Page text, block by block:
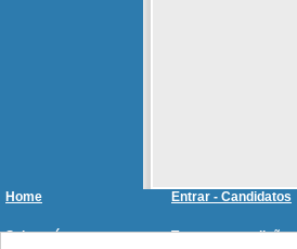
Home Entrar - Candidatos
Sobre nós Termos e condições